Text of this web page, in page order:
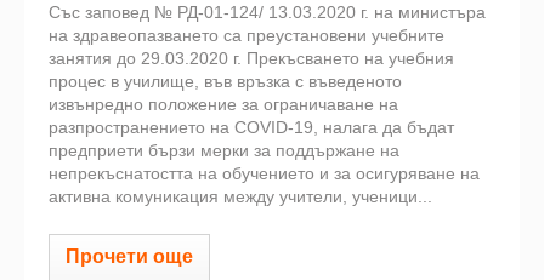
Със заповед № РД-01-124/ 13.03.2020 г. на министъра
на здравеопазването са преустановени учебните
занятия до 29.03.2020 г. Прекъсването на учебния
процес в училище, във връзка с въведеното
извънредно положение за ограничаване на
разпространението на COVID-19, налага да бъдат
предприети бързи мерки за поддържане на
непрекъснатостта на обучението и за осигуряване на
активна комуникация между учители, ученици...
Прочети още